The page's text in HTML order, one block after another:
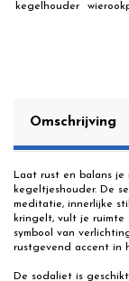
kegelhouder
Omschrijving
Laat rust en balans je
kegeltjeshouder. De
meditatie, innerlijke
kringelt, vult je ruimte
symbool van
rustgevend accent in
De sodaliet is